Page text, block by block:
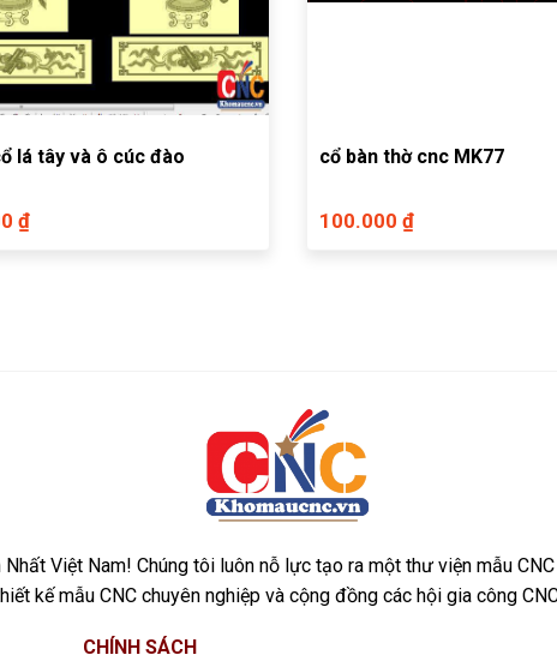
lá tây và ô cúc đào
₫
cổ bàn thờ cnc MK77
100.000 ₫
Việt Nam! Chúng tôi luôn nỗ lực tạo ra một thư viện mẫu
kế mẫu CNC chuyên nghiệp và cộng đồng các hội gia công
CHÍNH SÁCH